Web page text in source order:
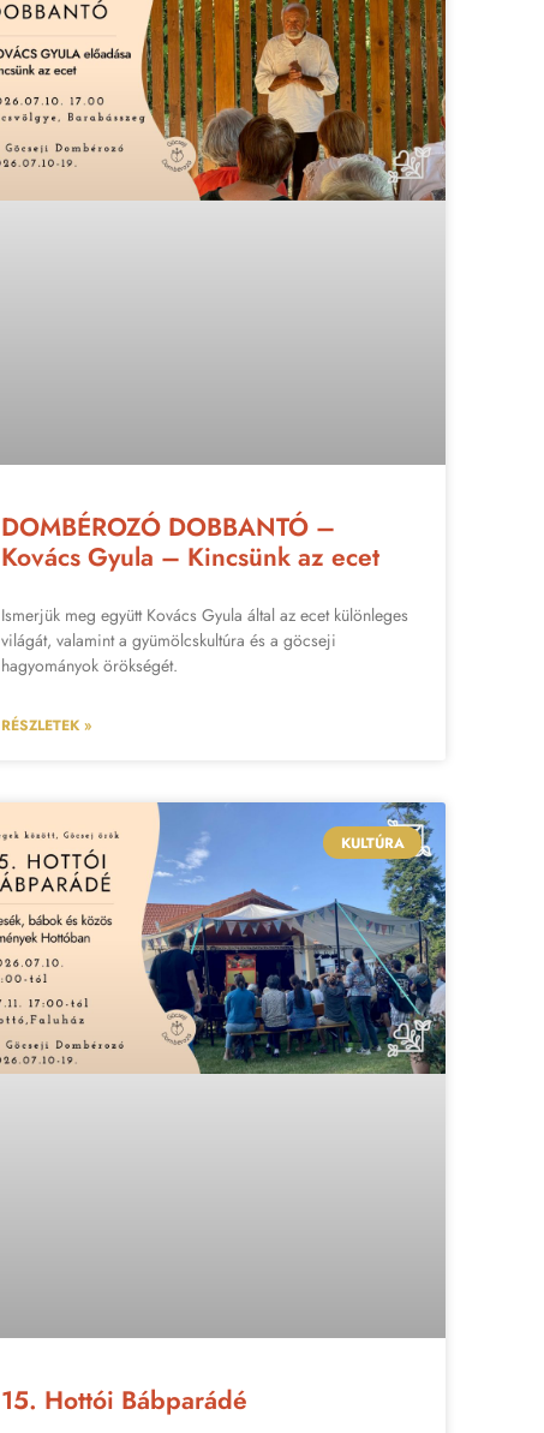
DOMBÉROZÓ DOBBANTÓ –
Kovács Gyula – Kincsünk az ecet
Ismerjük meg együtt Kovács Gyula által az ecet különleges
világát, valamint a gyümölcskultúra és a göcseji
hagyományok örökségét.
RÉSZLETEK »
KULTÚRA
15. Hottói Bábparádé